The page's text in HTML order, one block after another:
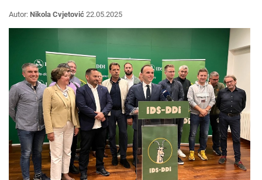
Autor: Nikola Cvjetović 22.05.2025